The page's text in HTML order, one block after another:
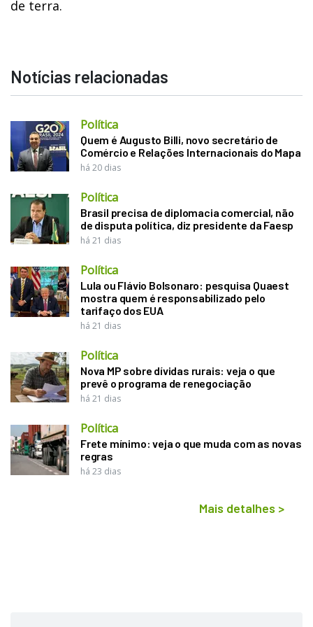
de terra.
Notícias relacionadas
Política
Quem é Augusto Billi, novo secretário de
Comércio e Relações Internacionais do Mapa
há 20 dias
Política
Brasil precisa de diplomacia comercial, não
de disputa política, diz presidente da Faesp
há 21 dias
Política
Lula ou Flávio Bolsonaro: pesquisa Quaest
mostra quem é responsabilizado pelo
tarifaço dos EUA
há 21 dias
Política
Nova MP sobre dívidas rurais: veja o que
prevê o programa de renegociação
há 21 dias
Política
Frete mínimo: veja o que muda com as novas
regras
há 23 dias
Mais detalhes >